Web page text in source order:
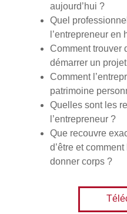
aujourd’hui ?
Quel
l’entrepreneur en
Comment trouver
démarrer un
Comment
patrimoine
Quelles sont les
l’entrepreneur ?
Que recouvre
d’être et
donner corps ?